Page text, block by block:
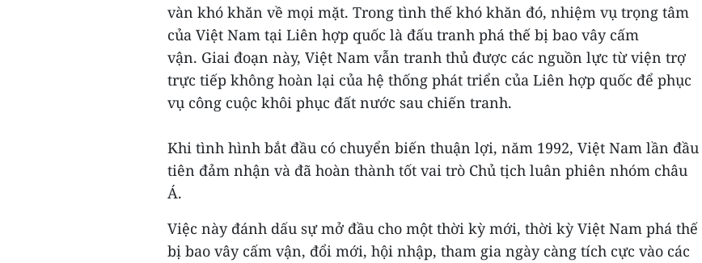
vàn khó khăn về mọi mặt. Trong tình thế khó khăn đó, nhiệm vụ trọng tâm
của Việt Nam tại Liên hợp quốc là đấu tranh phá thế bị bao vây cấm
vận. Giai đoạn này, Việt Nam vẫn tranh thủ được các nguồn lực từ viện trợ
trực tiếp không hoàn lại của hệ thống phát triển của Liên hợp quốc để phục
vụ công cuộc khôi phục đất nước sau chiến tranh.
Khi tình hình bắt đầu có chuyển biến thuận lợi, năm 1992, Việt Nam lần đầu
tiên đảm nhận và đã hoàn thành tốt vai trò Chủ tịch luân phiên nhóm châu
Á.
Việc này đánh dấu sự mở đầu cho một thời kỳ mới, thời kỳ Việt Nam phá thế
bị bao vây cấm vận, đổi mới, hội nhập, tham gia ngày càng tích cực vào các